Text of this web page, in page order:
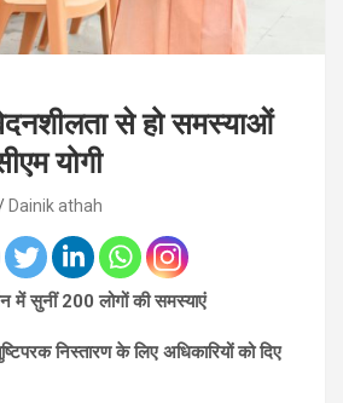
से हो समस्याओं
योगी
Dainik athah
में सुनीं 200 लोगों की समस्याएं
निस्तारण के लिए अधिकारियों को दिए